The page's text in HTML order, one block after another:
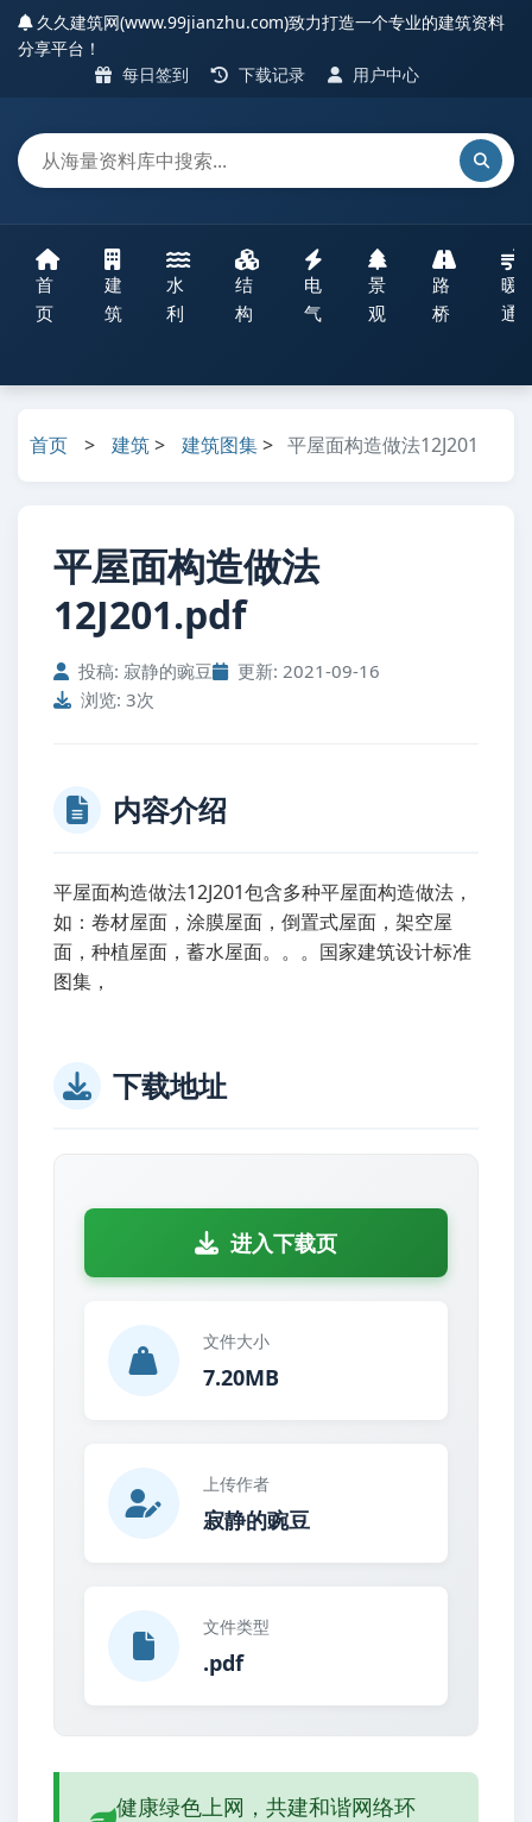
久久建筑网(www.99jianzhu.com)致力打造一个专业的建筑资料
分享平台！
每日签到
下载记录 用户中心
首
页
建
筑
水
利
结
构
电
气
景
观
路
桥
暖
通
首页 > 建筑> 建筑图集> 平屋面构造做法12J201
平屋面构造做法
12J201.pdf
投稿: 寂静的豌豆
更新: 2021-09-16
浏览: 3次
内容介绍
平屋面构造做法12J201包含多种平屋面构造做法，
如：卷材屋面，涂膜屋面，倒置式屋面，架空屋
面，种植屋面，蓄水屋面。。。国家建筑设计标准
图集，
下载地址
进入下载页
文件大小
7.20MB
上传作者
寂静的豌豆
文件类型
.pdf
健康绿色上网，共建和谐网络环